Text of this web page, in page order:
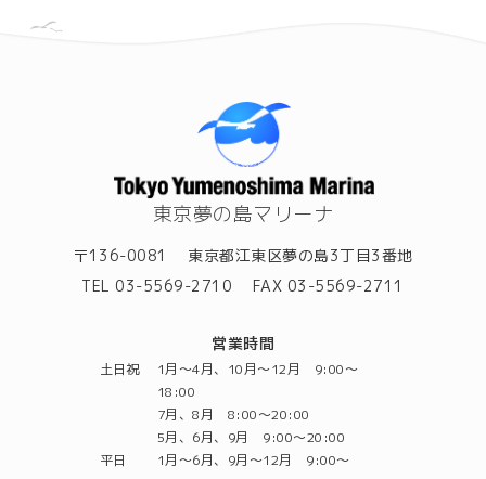
東京夢の島マリーナ
〒136-0081
東京都江東区夢の島3丁目3番地
TEL 03-5569-2710
FAX 03-5569-2711
営業時間
土日祝
1月～4月、10月～12月 9:00～
18:00
7月、8月 8:00～20:00
5月、6月、9月 9:00～20:00
平日
1月～6月、9月～12月 9:00～